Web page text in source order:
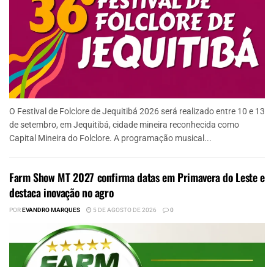
O Festival de Folclore de Jequitibá 2026 será realizado entre 10 e 13
de setembro, em Jequitibá, cidade mineira reconhecida como
Capital Mineira do Folclore. A programação musical...
Farm Show MT 2027 confirma datas em Primavera do Leste e
destaca inovação no agro
POREVANDRO MARQUES 5 DE AGOSTO DE 2026 0